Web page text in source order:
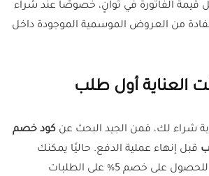
قيمة الفاتورة في ثوانٍ، خصوصًا عند شراء
من العروض الموسمية الموجودة داخل
العناية أول طلب
شراء لك، فمن الجيد البحث عن كود خصم
قبل إنهاء عملية الدفع. حاليًا يمكنك
للحصول على خصم 5% على الطلبات